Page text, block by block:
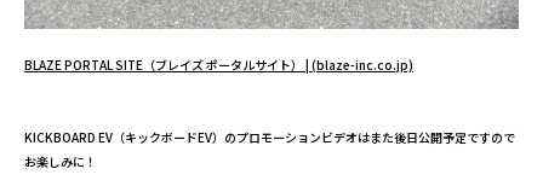
BLAZE PORTAL SITE（ブレイズ ポータルサイト） | (blaze-inc.co.jp)
KICKBOARD EV（キックボードEV）のプロモーションビデオはまた後日公開予定ですので
お楽しみに！